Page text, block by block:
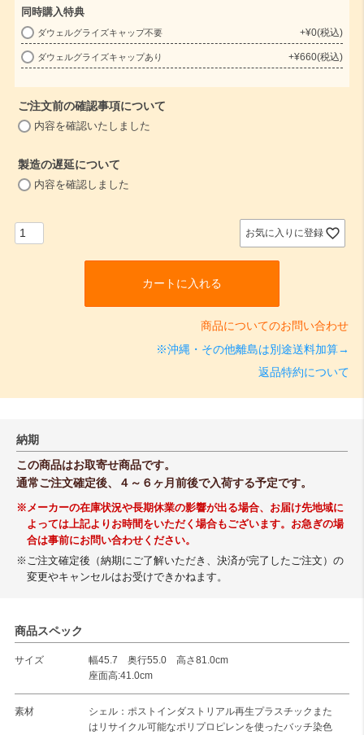
同時購入特典
必
)
ダウェルグライズキャップ不要 +¥0 税込
ダウェルグライズキャップあり +¥660 税込
ご注文前の確認事項について
内容を確認いたしました
製造の遅延について
(
内容を確認しました
お気に入りに登録
カートに入れる
商品についてのお問い合わせ
※沖縄・その他離島は別途送料加算→
返品特約について
納期
この商品はお取寄せ商品です。
通常ご注文確定後、４～６ヶ月前後で入荷する予定です。
※メーカーの在庫状況や長期休業の影響が出る場合、お届け先地域に
よっては上記よりお時間をいただく場合もございます。お急ぎの場
合は事前にお問い合わせください。
※ご注文確定後（納期にご了解いただき、決済が完了したご注文）の
変更やキャンセルはお受けできかねます。
商品スペック
サイズ
幅45.7 奥行55.0 高さ81.0cm
座面高:41.0cm
素材
シェル：ポストインダストリアル再生プラスチックまた
はリサイクル可能なポリプロピレンを使ったバッチ染色